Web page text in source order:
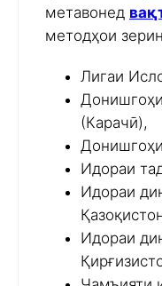
метавонед
методҳои
Лигаи
(Карачӣ),
Идораи
Идораи
Идораи